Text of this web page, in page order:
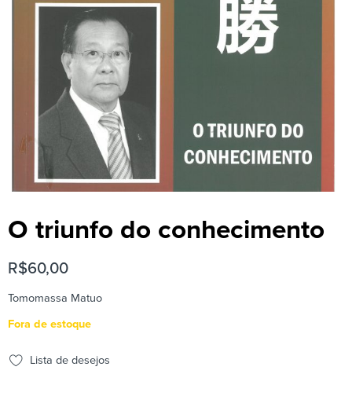
O triunfo do conhecimento
R$60,00
Tomomassa Matuo
Fora de estoque
Lista de desejos